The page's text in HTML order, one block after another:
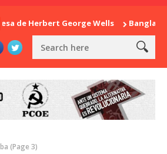
George Wells Bangladesh:
(Page 3)